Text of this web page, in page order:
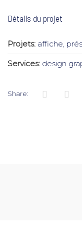
Détails du projet
Projets: affiche,
Services: design
Share: